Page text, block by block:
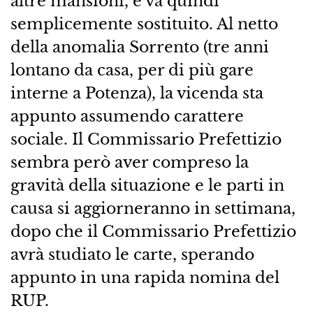
semplicemente sostituito. Al netto
della anomalia Sorrento (tre anni
lontano da casa, per di più gare
interne a Potenza), la vicenda sta
appunto assumendo carattere
sociale. Il Commissario Prefettizio
sembra però aver compreso la
gravità della situazione e le parti in
causa si aggiorneranno in settimana,
dopo che il Commissario Prefettizio
avrà studiato le carte, sperando
appunto in una rapida nomina del
RUP.